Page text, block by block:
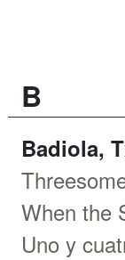
B
Badiola,
When the
Uno y